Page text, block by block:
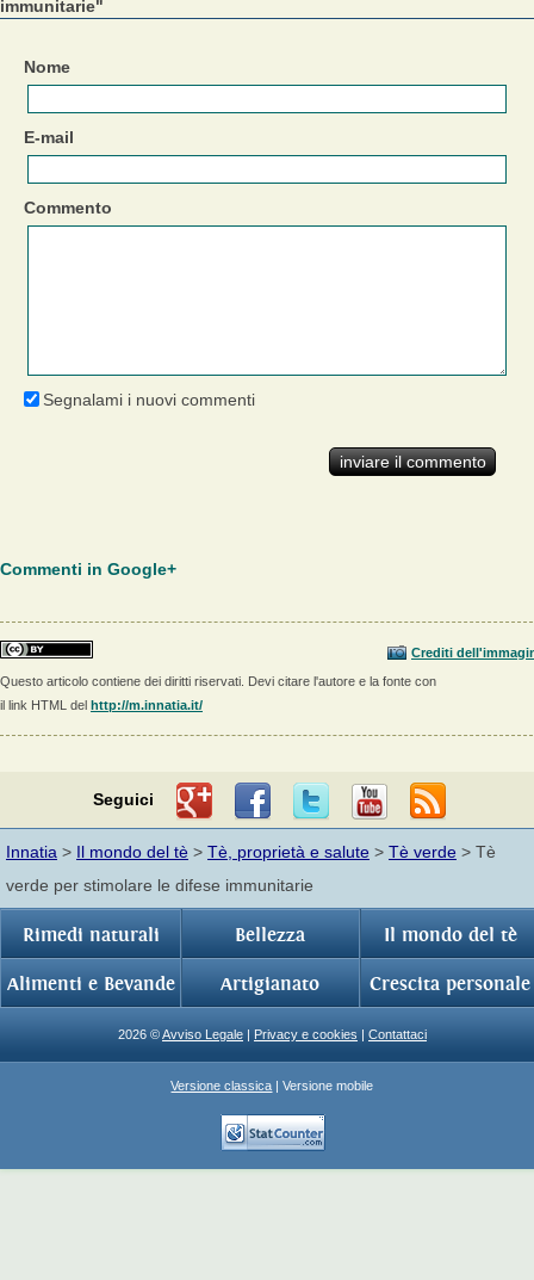
immunitarie"
Nome
E-mail
Commento
Segnalami i nuovi commenti
Commenti in Google+
Crediti
Questo articolo contiene dei diritti riservati. Devi citare l'autore e la fonte con
il link HTML del http://m.innatia.it/
Seguici
Innatia > Il mondo del tè > Tè, proprietà e salute > Tè verde > Tè
verde per stimolare le difese immunitarie
Rimedi naturali Bellezza Il mondo del tè
Alimenti e Bevande Artigianato Crescita personale
2026 ©Avviso Legale | Privacy e cookies | Contattaci
Versione classica | Versione mobile